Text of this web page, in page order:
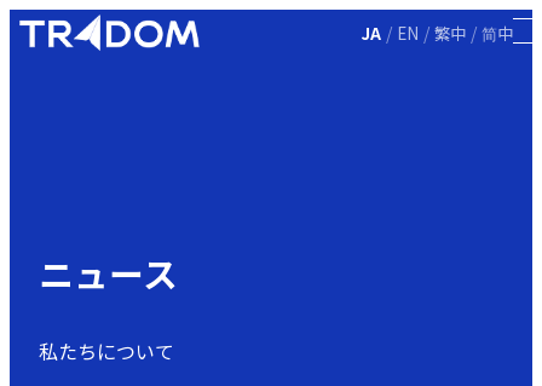
JA / EN / 繁中 / 简中
ニュース
私たちについて